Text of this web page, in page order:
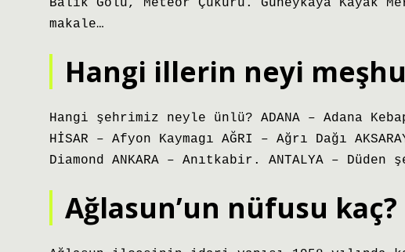
Balık Gölü, Meteor Çukuru. Güneykaya Kayak
makale…
Hangi illerin neyi
Hangi şehrimiz neyle ünlü? ADANA – Adana Kebap
HİSAR – Afyon Kaymagı AĞRI – Ağrı Dağı
Diamond ANKARA – Anıtkabir. ANTALYA –
Ağlasun’un nüfusu kaç?